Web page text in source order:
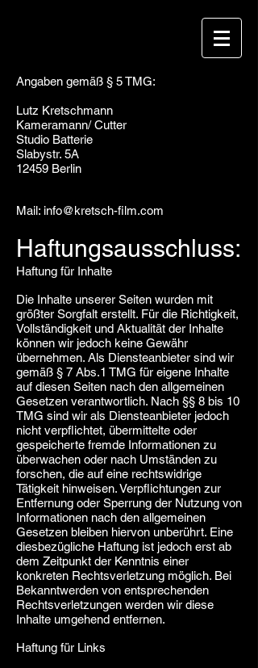
Angaben gemäß § 5 TMG:
Lutz Kretschmann
Kameramann/ Cutter
Studio Batterie
Slabystr. 5A
12459 Berlin
Mail: info@kretsch-film.com
Haftungsausschluss:
Haftung für Inhalte
Die Inhalte unserer Seiten wurden mit
größter Sorgfalt erstellt. Für die Richtigkeit,
Vollständigkeit und Aktualität der Inhalte
können wir jedoch keine Gewähr
übernehmen. Als Diensteanbieter sind wir
gemäß § 7 Abs.1 TMG für eigene Inhalte
auf diesen Seiten nach den allgemeinen
Gesetzen verantwortlich. Nach §§ 8 bis 10
TMG sind wir als Diensteanbieter jedoch
nicht verpflichtet, übermittelte oder
gespeicherte fremde Informationen zu
überwachen oder nach Umständen zu
forschen, die auf eine rechtswidrige
Tätigkeit hinweisen. Verpflichtungen zur
Entfernung oder Sperrung der Nutzung von
Informationen nach den allgemeinen
Gesetzen bleiben hiervon unberührt. Eine
diesbezügliche Haftung ist jedoch erst ab
dem Zeitpunkt der Kenntnis einer
konkreten Rechtsverletzung möglich. Bei
Bekanntwerden von entsprechenden
Rechtsverletzungen werden wir diese
Inhalte umgehend entfernen.
Haftung für Links